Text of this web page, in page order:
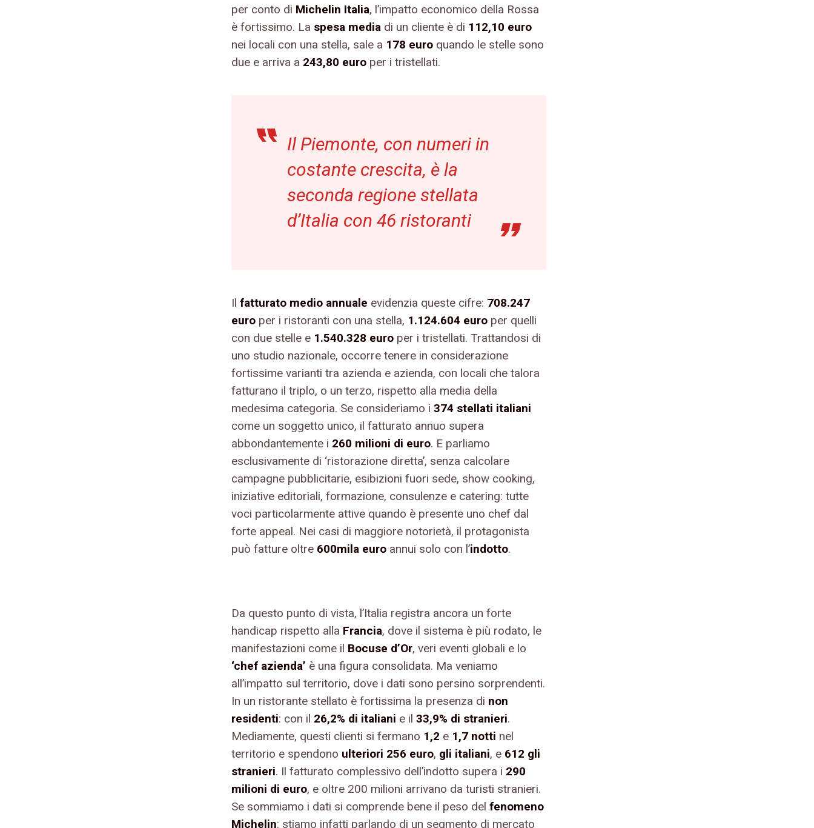
per conto di Michelin Italia, l’impatto economico della Rossa
è fortissimo. La spesa media di un cliente è di 112,10 euro
nei locali con una stella, sale a 178 euro quando le stelle sono
due e arriva a 243,80 euro per i tristellati.
Il Piemonte, con numeri in
costante crescita, è la
seconda regione stellata
d’Italia con 46 ristoranti
Il fatturato medio annuale evidenzia queste cifre: 708.247
euro per i ristoranti con una stella, 1.124.604 euro per quelli
con due stelle e 1.540.328 euro per i tristellati. Trattandosi di
uno studio nazionale, occorre tenere in considerazione
fortissime varianti tra azienda e azienda, con locali che talora
fatturano il triplo, o un terzo, rispetto alla media della
medesima categoria. Se consideriamo i 374 stellati italiani
come un soggetto unico, il fatturato annuo supera
abbondantemente i 260 milioni di euro. E parliamo
esclusivamente di ‘ristorazione diretta’, senza calcolare
campagne pubblicitarie, esibizioni fuori sede, show cooking,
iniziative editoriali, formazione, consulenze e catering: tutte
voci particolarmente attive quando è presente uno chef dal
forte appeal. Nei casi di maggiore notorietà, il protagonista
può fatture oltre 600mila euro annui solo con l’indotto.
Da questo punto di vista, l’Italia registra ancora un forte
handicap rispetto alla Francia, dove il sistema è più rodato, le
manifestazioni come il Bocuse d’Or, veri eventi globali e lo
‘chef azienda’ è una figura consolidata. Ma veniamo
all’impatto sul territorio, dove i dati sono persino sorprendenti.
In un ristorante stellato è fortissima la presenza di non
residenti: con il 26,2% di italiani e il 33,9% di stranieri.
Mediamente, questi clienti si fermano 1,2 e 1,7 notti nel
territorio e spendono ulteriori 256 euro, gli italiani, e 612 gli
stranieri. Il fatturato complessivo dell’indotto supera i 290
milioni di euro, e oltre 200 milioni arrivano da turisti stranieri.
Se sommiamo i dati si comprende bene il peso del fenomeno
Michelin: stiamo infatti parlando di un segmento di mercato